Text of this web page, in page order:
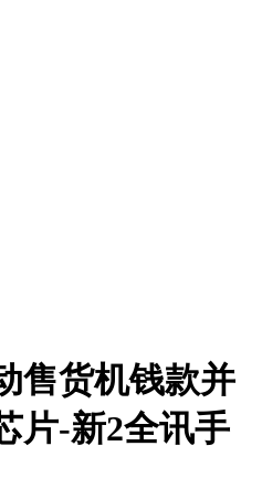
售货机钱款并
片-新2全讯手